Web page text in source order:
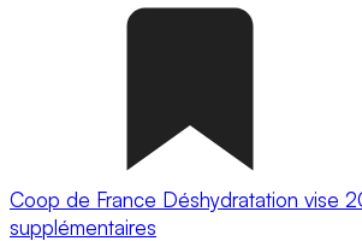
Coop de France Déshydratation vise
supplémentaires